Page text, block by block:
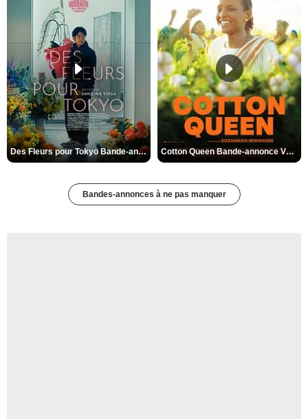
Des Fleurs pour Tokyo Bande-annonce VO STFR Cotton Queen Bande-annonce VO STFR
Bandes-annonces à ne pas manquer